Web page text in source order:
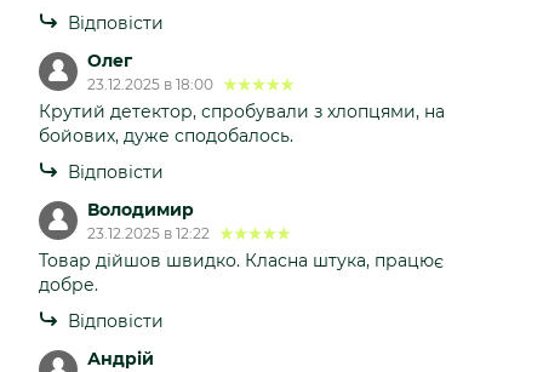
Відповісти
Олег
23.12.2025 в 18:00
Крутий детектор, спробували з хлопцями, на
бойових, дуже сподобалось.
Відповісти
Володимир
23.12.2025 в 12:22
Товар дійшов швидко. Класна штука, працює
добре.
Відповісти
Андрій